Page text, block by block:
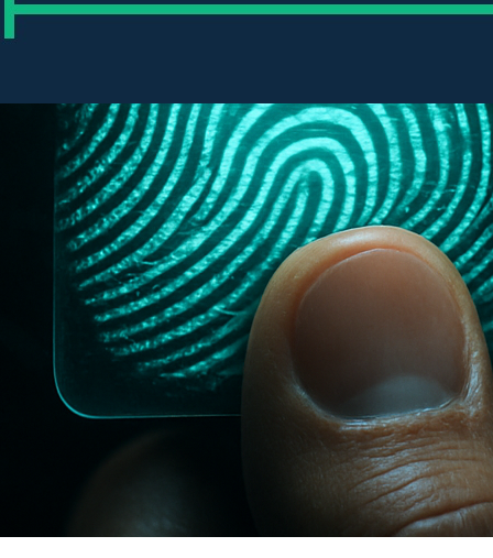
ou conserver une action?
la question qui revient le plus souvent
investisseurs, débutants comme
: est-ce que je vends ou…